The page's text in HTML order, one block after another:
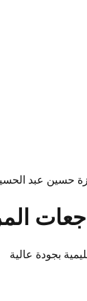
حسين عبد الحسين
بجودة عالية